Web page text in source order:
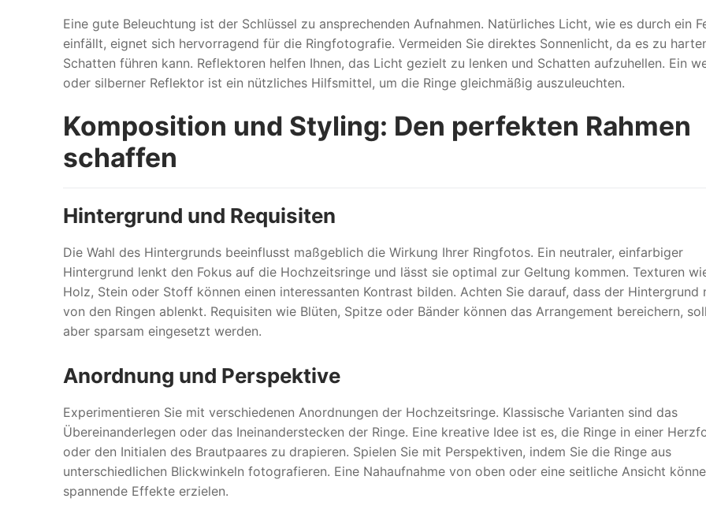
Eine gute Beleuchtung ist der Schlüssel zu ansprechenden Aufnahmen. Natürliches Licht, wie es durch ein
einfällt, eignet sich hervorragend für die Ringfotografie. Vermeiden Sie direktes Sonnenlicht, da es zu
Schatten führen kann. Reflektoren helfen Ihnen, das Licht gezielt zu lenken und Schatten aufzuhellen. Ein
oder silberner Reflektor ist ein nützliches Hilfsmittel, um die Ringe gleichmäßig auszuleuchten.
Komposition und Styling: Den perfekten Rahmen
schaffen
Hintergrund und Requisiten
Die Wahl des Hintergrunds beeinflusst maßgeblich die Wirkung Ihrer Ringfotos. Ein neutraler, einfarbiger
Hintergrund lenkt den Fokus auf die Hochzeitsringe und lässt sie optimal zur Geltung kommen. Texturen
Holz, Stein oder Stoff können einen interessanten Kontrast bilden. Achten Sie darauf, dass der Hintergrund
von den Ringen ablenkt. Requisiten wie Blüten, Spitze oder Bänder können das Arrangement bereichern,
aber sparsam eingesetzt werden.
Anordnung und Perspektive
Experimentieren Sie mit verschiedenen Anordnungen der Hochzeitsringe. Klassische Varianten sind das
Übereinanderlegen oder das Ineinanderstecken der Ringe. Eine kreative Idee ist es, die Ringe in einer
oder den Initialen des Brautpaares zu drapieren. Spielen Sie mit Perspektiven, indem Sie die Ringe aus
unterschiedlichen Blickwinkeln fotografieren. Eine Nahaufnahme von oben oder eine seitliche Ansicht
spannende Effekte erzielen.